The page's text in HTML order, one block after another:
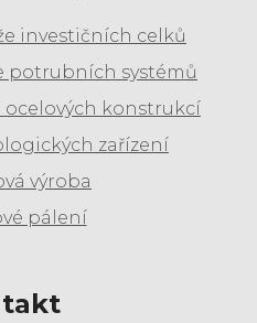
investičních celků
potrubních systémů
ocelových konstrukcí
zařízení
výroba
pálení